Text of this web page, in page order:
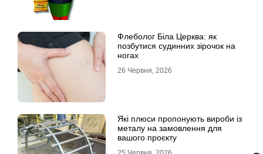
Флеболог Біла Церква: як
позбутися судинних зірочок на
ногах
26 Червня, 2026
Які плюси пропонують вироби із
металу на замовлення для
вашого проєкту